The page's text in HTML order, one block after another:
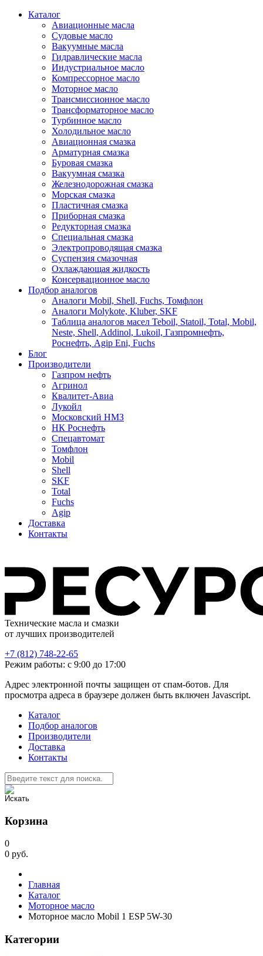
Каталог
Авиационные масла
Судовые масло
Вакуумные масла
Гидравлические масла
Индустриальное масло
Компрессорное масло
Моторное масло
Трансмиссионное масло
Трансформаторное масло
Турбинное масло
Холодильное масло
Авиационная смазка
Арматурная смазка
Буровая смазка
Вакуумная смазка
Железнодорожная смазка
Морская смазка
Пластичная смазка
Приборная смазка
Редукторная смазка
Специальная смазка
Электропроводящая смазка
Суспензия смазочная
Охлаждающая жидкость
Консервационное масло
Подбор аналогов
Аналоги Mobil, Shell, Fuchs, Томфлон
Аналоги Molykote, Kluber, SKF
Таблица аналогов масел Teboil, Statoil, Total, Mobil,
Neste, Shell, Addinol, Lukoil, Газпромнефть,
Роснефть, Agip Eni, Fuchs
Блог
Производители
Газпром нефть
Агринол
Квалитет-Авиа
Лукойл
Московский НМЗ
НК Роснефть
Спецавтомат
Томфлон
Mobil
Shell
SKF
Total
Fuchs
Agip
Доставка
Контакты
Технические масла и смазки
от лучших производителей
+7 (812) 748-22-65
Режим работы: с 9:00 до 17:00
Адрес электронной почты защищен от спам-ботов. Для
просмотра адреса в браузере должен быть включен Javascript.
Каталог
Подбор аналогов
Производители
Доставка
Контакты
Корзина
0
0 руб.
Главная
Каталог
Моторное масло
Моторное масло Mobil 1 ESP 5W-30
Категории